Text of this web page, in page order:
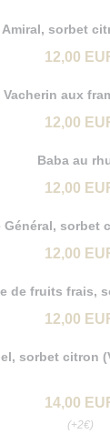
sorbet
12,00
Vacherin aux
12,00
Baba au
12,00
Général, sorbet
12,00
de fruits frais,
12,00
sorbet citron
14,00
(+2€)